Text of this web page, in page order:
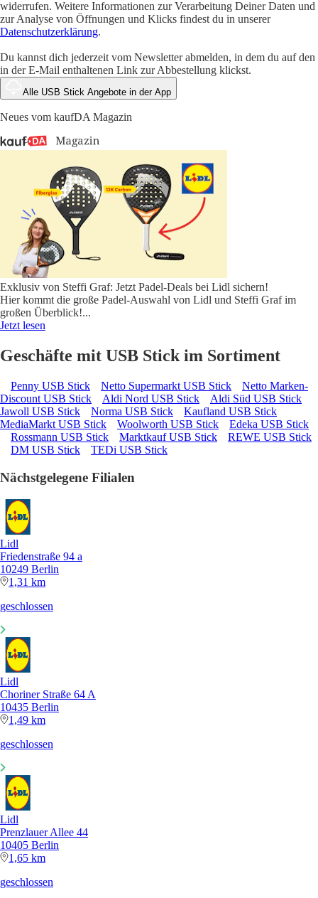
widerrufen. Weitere Informationen zur Verarbeitung Deiner Daten und
zur Analyse von Öffnungen und Klicks findest du in unserer
Datenschutzerklärung.
Du kannst dich jederzeit vom Newsletter abmelden, in dem du auf den
in der E-Mail enthaltenen Link zur Abbestellung klickst.
Alle USB Stick Angebote in der App
Neues vom kaufDA Magazin
Exklusiv von Steffi Graf: Jetzt Padel-Deals bei Lidl sichern!
Hier kommt die große Padel-Auswahl von Lidl und Steffi Graf im
großen Überblick!...
Jetzt lesen
Geschäfte mit USB Stick im Sortiment
Penny USB Stick Netto Supermarkt USB Stick
Netto Marken-
Discount USB Stick
Aldi Nord USB Stick
Aldi Süd USB Stick
Jawoll USB Stick
Norma USB Stick
Kaufland USB Stick
MediaMarkt USB Stick
Woolworth USB Stick
Edeka USB Stick
Rossmann USB Stick
Marktkauf USB Stick
REWE USB Stick
DM USB Stick
TEDi USB Stick
Nächstgelegene Filialen
Lidl
Friedenstraße 94 a
10249 Berlin
1,31 km
geschlossen
Lidl
Choriner Straße 64 A
10435 Berlin
1,49 km
geschlossen
Lidl
Prenzlauer Allee 44
10405 Berlin
1,65 km
geschlossen